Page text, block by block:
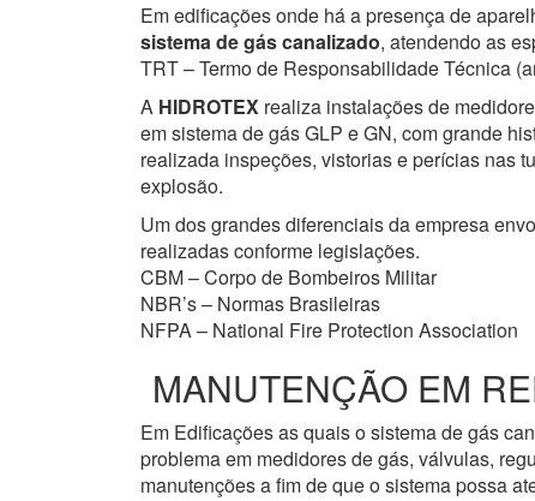
Em edificações onde há a presença de
sistema de gás canalizado, atendendo as
TRT – Termo de Responsabilidade Técnica
A HIDROTEX realiza instalações de
em sistema de gás GLP e GN, com grande
realizada inspeções, vistorias e perícias nas
explosão.
Um dos grandes diferenciais da empresa
realizadas conforme legislações.
CBM – Corpo de Bombeiros Militar
NBR’s – Normas Brasileiras
NFPA – National Fire Protection Association
MANUTENÇÃO EM
Em Edificações as quais o sistema de gás
problema em medidores de gás, válvulas,
manutenções a fim de que o sistema possa